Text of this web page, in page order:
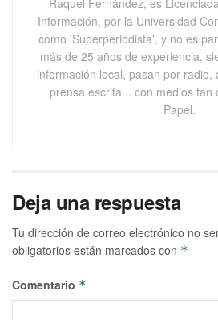
Información, por la Universidad
como 'Superperiodista', y no es
más de 25 años de experiencia,
información local, pasan por radio,
prensa escrita... con medios tan
Papel.
Deja una respuesta
Tu dirección de correo electrónico no
obligatorios están marcados con *
Comentario *